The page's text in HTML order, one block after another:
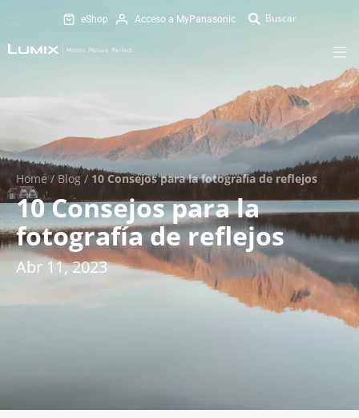
eShop Acceso a MyPanasonic
Home / Blog/ 10 Consejos para la fotografía de reflejos
10 Consejos para la
fotografía de reflejos
Abr 11, 2023